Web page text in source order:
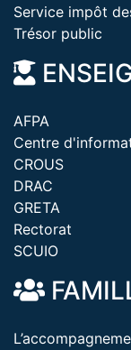
Service impôt
Trésor public
AFPA
Centre
CROUS
DRAC
GRETA
Rectorat
SCUIO